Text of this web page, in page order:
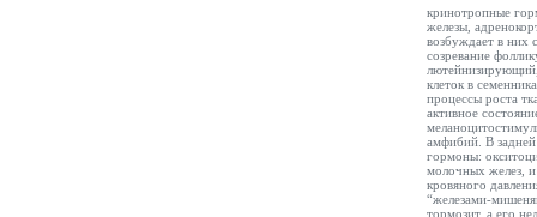
кринотропные
железы,
возбуждает в них
созревание
клеток в
процессы роста
активное
амфибий. В задней
гормоны:
молочных желез,
кровяного
“железами-
тормозит, а его